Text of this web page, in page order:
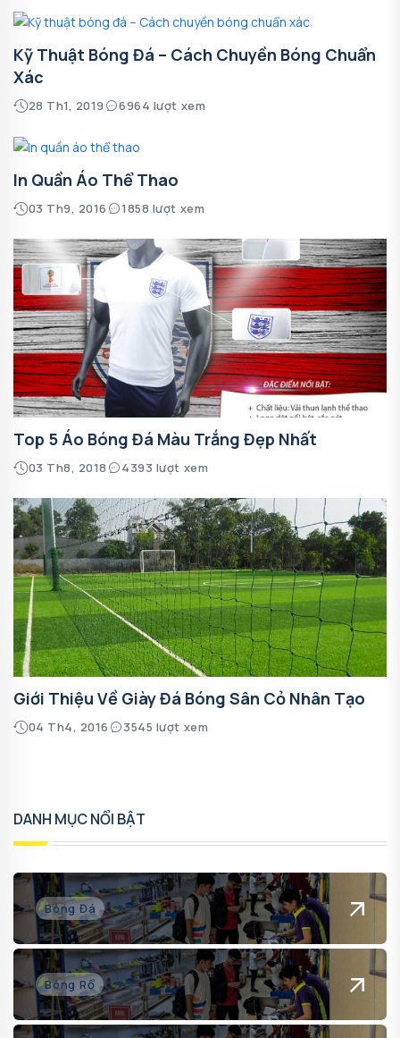
Kỹ Thuật Bóng Đá – Cách Chuyền Bóng Chuẩn
Xác
28 Th1, 2019 6964 lượt xem
In Quần Áo Thể Thao
03 Th9, 2016 1858 lượt xem
Top 5 Áo Bóng Đá Màu Trắng Đẹp Nhất
03 Th8, 2018 4393 lượt xem
Giới Thiệu Về Giày Đá Bóng Sân Cỏ Nhân Tạo
04 Th4, 2016 3545 lượt xem
DANH MỤC NỔI BẬT
Bóng Đá
Bóng Rổ